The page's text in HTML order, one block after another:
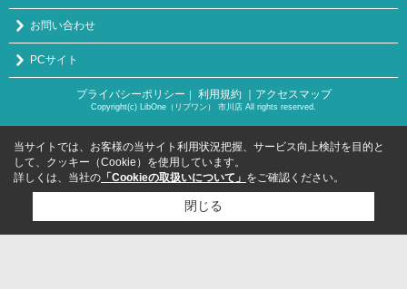
お問い合わせ
PCサイト
プライバシーポリシー ｜ 利用規約 ｜アクセスマップ
Copyright(c) LibOne（リブワン） 市川店 All rights reserved.
当サイトでは、お客様の当サイト利用状況把握、サービス向上検討を目的と
して、クッキー（Cookie）を使用しています。
詳しくは、当社の 「Cookieの取扱いについて」 をご確認ください。
閉じる